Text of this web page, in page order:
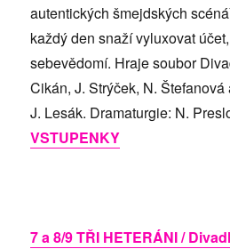
autentických šmejdských
každý den snaží vyluxovat
sebevědomí. Hraje soubor
Cikán, J. Strýček, N.
J. Lesák. Dramaturgie: N.
VSTUPENKY
7 a 8/9 TŘI HETERÁNI /